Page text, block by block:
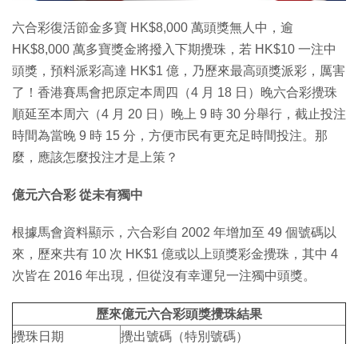
六合彩復活節金多寶 HK$8,000 萬頭獎無人中，逾
HK$8,000 萬多寶獎金將撥入下期攪珠，若 HK$10 一注中
頭獎，預料派彩高達 HK$1 億，乃歷來最高頭獎派彩，厲害
了！香港賽馬會把原定本周四（4 月 18 日）晚六合彩攪珠
順延至本周六（4 月 20 日）晚上 9 時 30 分舉行，截止投注
時間為當晚 9 時 15 分，方便市民有更充足時間投注。那
麼，應該怎麼投注才是上策？
億元六合彩 從未有獨中
根據馬會資料顯示，六合彩自 2002 年增加至 49 個號碼以
來，歷來共有 10 次 HK$1 億或以上頭獎彩金攪珠，其中 4
次皆在 2016 年出現，但從沒有幸運兒一注獨中頭獎。
歷來億元六合彩頭獎攪珠結果
攪珠日期
攪出號碼（特別號碼）